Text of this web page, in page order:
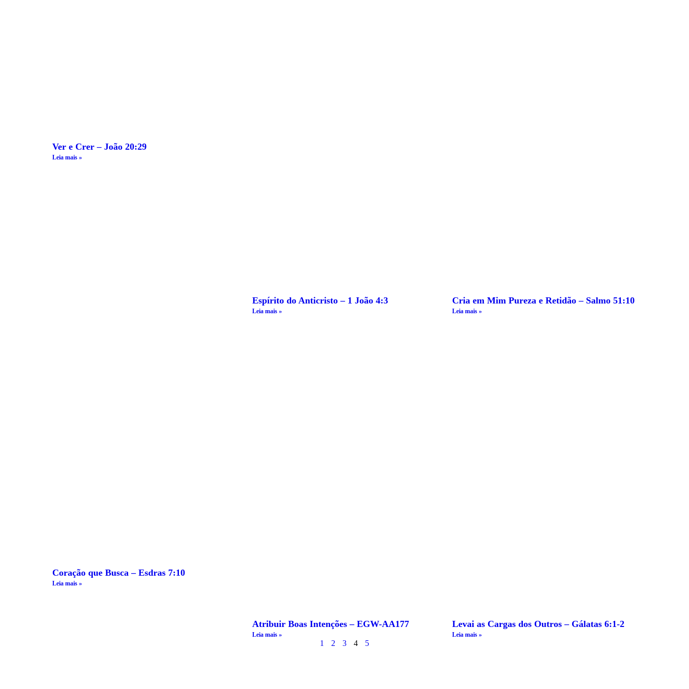
Ver e Crer – João 20:29
Leia mais »
Espírito do Anticristo – 1 João 4:3
Leia mais »
Cria em Mim Pureza e Retidão – Salmo 51:10
Leia mais »
Coração que Busca – Esdras 7:10
Leia mais »
Atribuir Boas Intenções – EGW-AA177
Leia mais »
Levai as Cargas dos Outros – Gálatas 6:1-2
Leia mais »
1 2 3 4 5